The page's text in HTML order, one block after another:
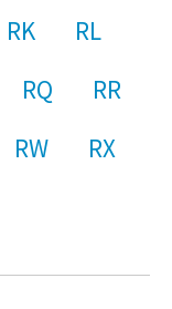
RK
RL
RQ
RR
RW
RX